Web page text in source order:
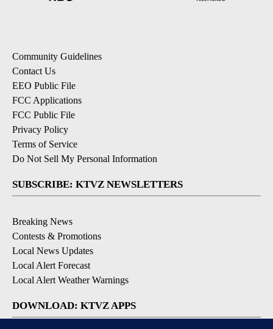
Community Guidelines
Contact Us
EEO Public File
FCC Applications
FCC Public File
Privacy Policy
Terms of Service
Do Not Sell My Personal Information
SUBSCRIBE: KTVZ NEWSLETTERS
Breaking News
Contests & Promotions
Local News Updates
Local Alert Forecast
Local Alert Weather Warnings
DOWNLOAD: KTVZ APPS